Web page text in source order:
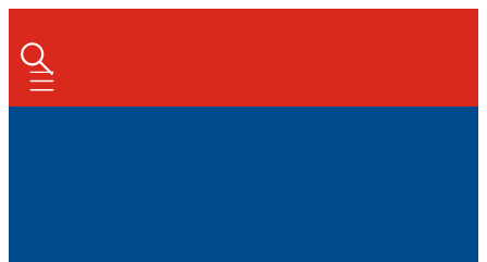
Mobile navigation